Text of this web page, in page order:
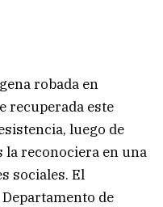
robada en
recuperada este
luego de
la reconociera en una
sociales. El
de